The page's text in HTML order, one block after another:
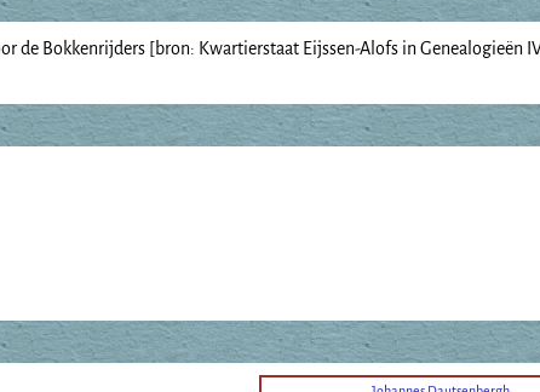
de Bokkenrijders [bron: Kwartierstaat Eijssen-Alofs in Genealogieën